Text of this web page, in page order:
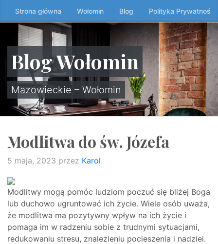
Przeskocz
do
treści
↷
Strona główna Wołomin Blog Polityka Prywatności
Blog Wołomin
Mazowieckie – Wołomin
Modlitwa do św. Józefa
5 maja, 2023 przez Karol
Modlitwy mogą pomóc ludziom poczuć się bliżej Boga
lub duchowo ugruntować ich życie. Wiele osób uważa,
że modlitwa ma pozytywny wpływ na ich życie i
pomaga im w radzeniu sobie z trudnymi sytuacjami,
redukowaniu stresu, znalezieniu pocieszenia i nadziei.